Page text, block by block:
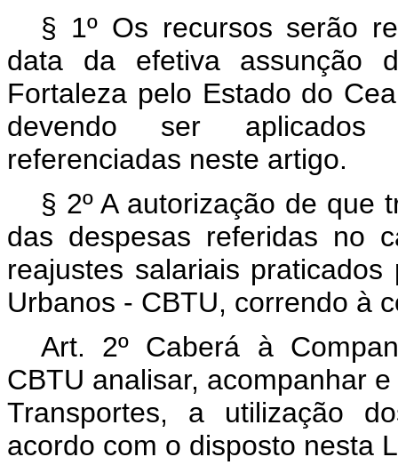
§ 1º Os recursos serão
data da efetiva assunção
Fortaleza pelo Estado do
devendo ser aplicados
referenciadas neste artigo.
§ 2º A autorização de que
das despesas referidas no
reajustes salariais
Urbanos - CBTU, correndo à
Art. 2º Caberá à
CBTU analisar, acompanhar
Transportes, a utilização
acordo com o disposto nesta